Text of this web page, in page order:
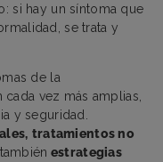
si hay un síntoma que
se trata y
de la
vez más amplias,
y seguridad.
tratamientos no
estrategias